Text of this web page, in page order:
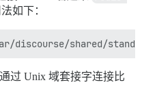
如下：
过 Unix 域套接字连接比